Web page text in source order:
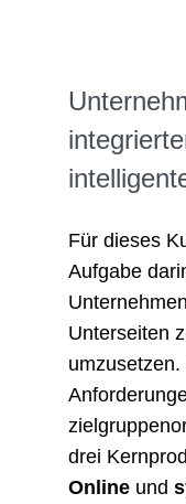
Für dieses
Aufgabe
Unterseiten
drei
Onlineund